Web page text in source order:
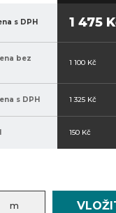
s DPH 1 475
bez
1 100 Kč
s DPH 1 325 Kč
150 Kč
m